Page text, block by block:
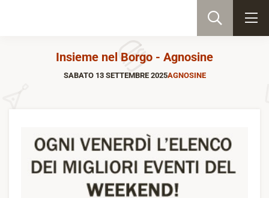
Insieme nel Borgo - Agnosine
SABATO 13 SETTEMBRE 2025AGNOSINE